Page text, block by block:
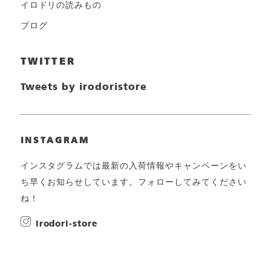
イロドリの読みもの
ブログ
TWITTER
Tweets by irodoristore
INSTAGRAM
インスタグラムでは最新の入荷情報やキャンペーンをい
ち早くお知らせしています。フォローしてみてください
ね！
irodori-store